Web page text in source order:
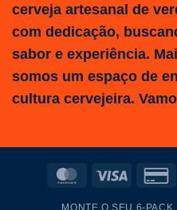
cerveja artesanal de
com dedicação,
sabor e experiência.
somos um espaço de
cultura cervejeira.
MasterCardVisa
MONTE O SEU 6-PACK